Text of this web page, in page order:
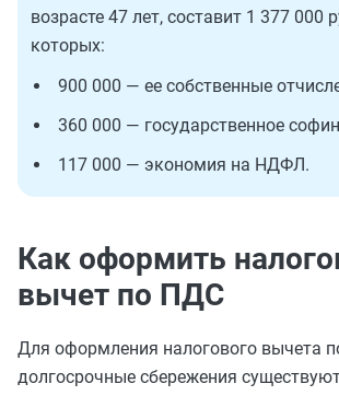
возрасте 47 лет, составит 1 377 000
которых:
900 000 — ее собственные
360 000 — государственное
117 000 — экономия на НДФЛ.
Как оформить
вычет по ПДС
Для оформления налогового вычета
долгосрочные сбережения